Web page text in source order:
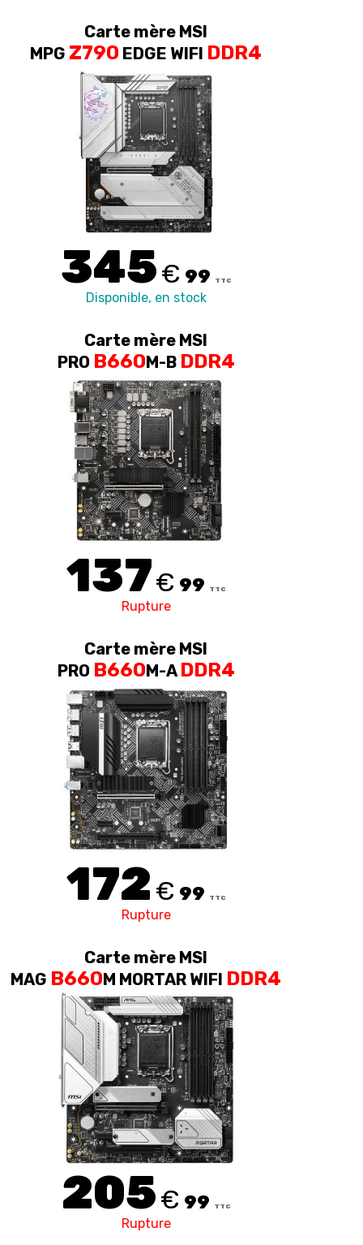
Carte mère MSI
MPG Z790 EDGE WIFI DDR4
345€ 99 TTC
Disponible, en stock
Carte mère MSI
PRO B660M-B DDR4
137€ 99 TTC
Rupture
Carte mère MSI
PRO B660M-A DDR4
172 € 99 TTC
Rupture
Carte mère MSI
MAG B660M MORTAR WIFI DDR4
205€ 99 TTC
Rupture